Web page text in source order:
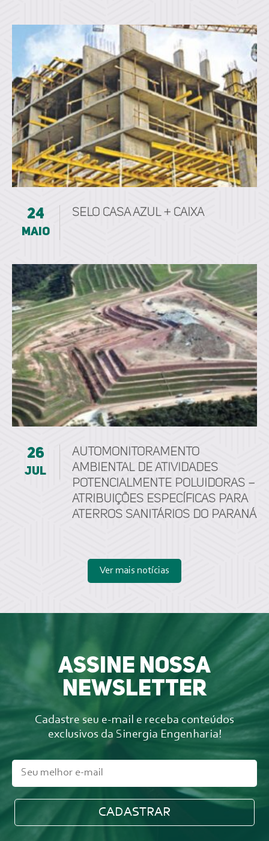
24
maio
Selo Casa Azul + Caixa
26
jul
Automonitoramento
ambiental de atividades
potencialmente poluidoras –
Atribuições específicas para
aterros sanitários do Paraná
Ver mais notícias
Assine nossa
newsletter
Cadastre seu e-mail e receba conteúdos
exclusivos da Sinergia Engenharia!